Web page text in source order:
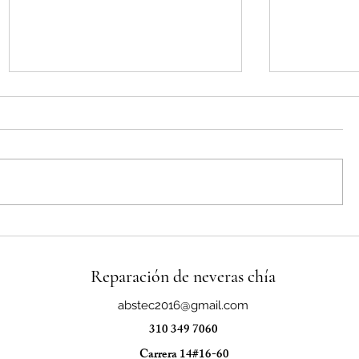
Reparación de neveras chía
abstec2016@gmail.com
310 349 7060